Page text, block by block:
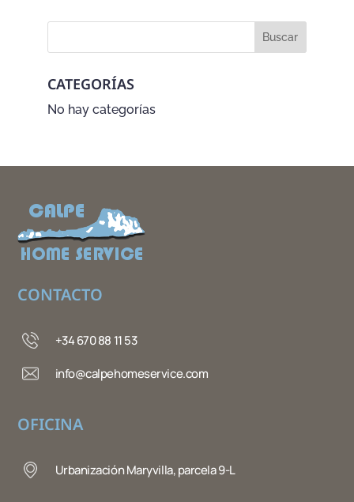
CATEGORÍAS
No hay categorías
CONTACTO
+34 670 88 11 53
info@calpehomeservice.com
OFICINA
Urbanización Maryvilla, parcela 9-L